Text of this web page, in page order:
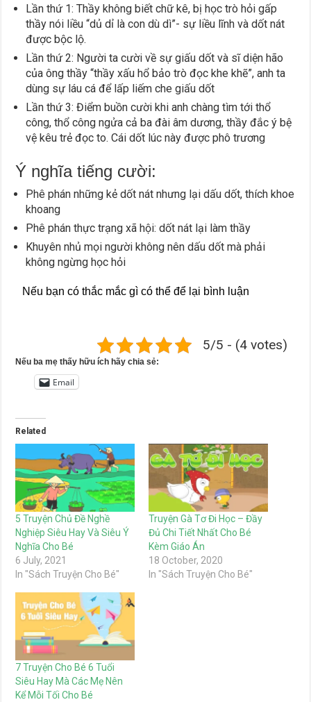
Lần thứ 1: Thầy không biết chữ kê, bị học trò hỏi gấp
thầy nói liều “dủ dỉ là con dù dì”- sự liều lĩnh và dốt nát
được bộc lộ.
Lần thứ 2: Người ta cười về sự giấu dốt và sĩ diện hão
của ông thầy “thầy xấu hổ bảo trò đọc khe khẽ”, anh ta
dùng sự láu cá để lấp liếm che giấu dốt
Lần thứ 3: Điểm buồn cười khi anh chàng tìm tới thổ
công, thổ công ngửa cả ba đài âm dương, thầy đắc ý bệ
vệ kêu trẻ đọc to. Cái dốt lúc này được phô trương
Ý nghĩa tiếng cười:
Phê phán những kẻ dốt nát nhưng lại dấu dốt, thích khoe
khoang
Phê phán thực trạng xã hội: dốt nát lại làm thầy
Khuyên nhủ mọi người không nên dấu dốt mà phải
không ngừng học hỏi
Nếu bạn có thắc mắc gì có thể để lại bình luận
5/5 - (4 votes)
Nếu ba mẹ thấy hữu ích hãy chia sẻ:
Email
Related
5 Truyện Chủ Đề Nghề
Nghiệp Siêu Hay Và Siêu Ý
Nghĩa Cho Bé
6 July, 2021
In "Sách Truyện Cho Bé"
Truyện Gà Tơ Đi Học – Đầy
Đủ Chi Tiết Nhất Cho Bé
Kèm Giáo Án
18 October, 2020
In "Sách Truyện Cho Bé"
7 Truyện Cho Bé 6 Tuổi
Siêu Hay Mà Các Mẹ Nên
Kể Mỗi Tối Cho Bé